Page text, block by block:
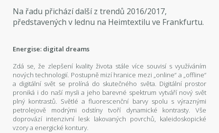
Na řadu přichází další z trendů 2016/2017,
představených v lednu na Heimtextilu ve Frankfurtu.
Energise: digital dreams
Zdá se, že zlepšení kvality života stále více souvisí s využíváním
nových technologií. Postupně mizí hranice mezi „online“ a „offline“
a digitální svět se prolíná do skutečného světa. Digitální prostor
proniká i do naší mysli a jeho barevné spektrum vytváří nový svět
plný kontrastů. Světlé a fluorescenční barvy spolu s výraznými
petrolejově modrými odstíny tvoří dynamické kontrasty. Vše
doprovází intenzivní lesk lakovaných povrchů, kaleidoskopické
vzory a energické kontury.